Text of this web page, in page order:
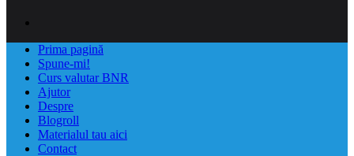
Prima pagină
Spune-mi!
Curs valutar BNR
Ajutor
Despre
Blogroll
Materialul tau aici
Contact